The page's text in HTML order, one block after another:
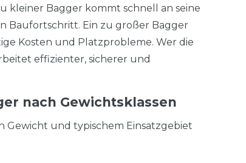
kleiner Bagger kommt schnell an seine
Baufortschritt. Ein zu großer Bagger
Kosten und Platzprobleme. Wer die
effizienter, sicherer und
nach Gewichtsklassen
Gewicht und typischem Einsatzgebiet